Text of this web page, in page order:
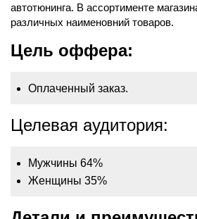
автотюнинга. В ассортименте
различных наименовний товаров.
Цель оффера:
Оплаченный заказ.
Целевая аудитория:
Мужчины 64%
Женщины 35%